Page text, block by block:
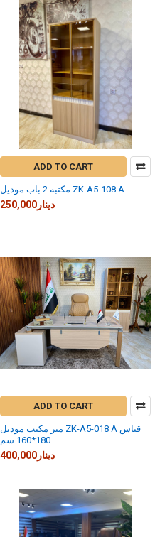
ADD TO CART
مكتبة 2 باب موديل ZK-A5-108 A
250,000دينار
ADD TO CART
ميز مكتب موديل ZK-A5-018 A قياس
180*160 سم
400,000دينار